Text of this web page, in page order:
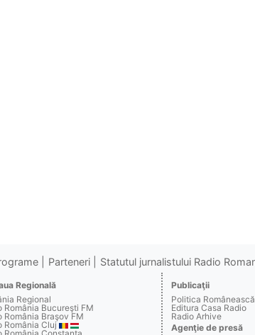
Parteneri Statutul jurnalistului Radio
Regională
Regional
România Bucureşti FM
România Braşov FM
România Cluj
Publicaţii
Politica Românească
Editura Casa Radio
Radio Arhive
Agenţie de presă